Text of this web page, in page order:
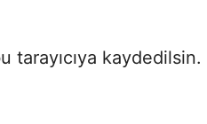
tarayıcıya kaydedilsin.